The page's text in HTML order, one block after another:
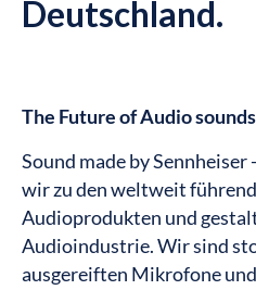
Deutschland.
The Future of Audio
Sound made by Sennheiser
wir zu den weltweit
Audioprodukten und
Audioindustrie. Wir sind
ausgereiften Mikrofone